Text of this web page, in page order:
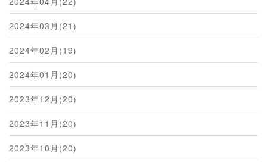
2024年03月(21)
2024年02月(19)
2024年01月(20)
2023年12月(20)
2023年11月(20)
2023年10月(20)